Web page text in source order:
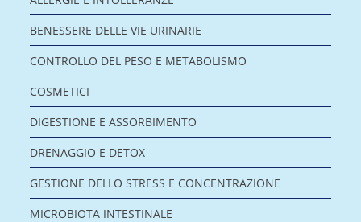
BENESSERE DELLE VIE URINARIE
CONTROLLO DEL PESO E METABOLISMO
COSMETICI
DIGESTIONE E ASSORBIMENTO
DRENAGGIO E DETOX
GESTIONE DELLO STRESS E CONCENTRAZIONE
MICROBIOTA INTESTINALE